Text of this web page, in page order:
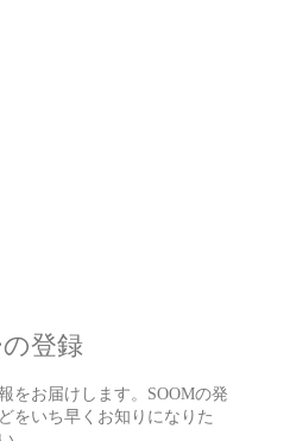
登録
をお届けします。SOOMの発
をいち早くお知りになりた